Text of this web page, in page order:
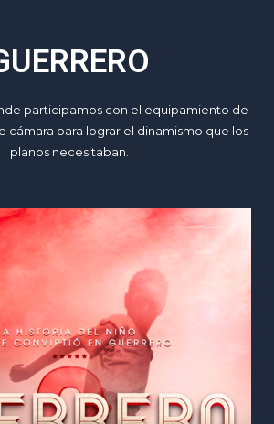
participamos con el equipamiento de
cámara para lograr el dinamismo que los
planos necesitaban.